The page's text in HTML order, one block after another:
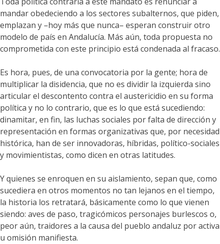
mandar obedeciendo a los sectores subalternos, que piden,
emplazan y –hoy más que nunca– esperan construir otro
modelo de país en Andalucía. Más aún, toda propuesta no
comprometida con este principio está condenada al fracaso.
Es hora, pues, de una convocatoria por la gente; hora de
multiplicar la disidencia, que no es dividir la izquierda sino
articular el descontento contra el austericidio en su forma
política y no lo contrario, que es lo que está sucediendo:
dinamitar, en fin, las luchas sociales por falta de dirección y
representación en formas organizativas que, por necesidad
histórica, han de ser innovadoras, híbridas, político-sociales
y movimientistas, como dicen en otras latitudes.
Y quienes se enroquen en su aislamiento, sepan que, como
sucediera en otros momentos no tan lejanos en el tiempo,
la historia los retratará, básicamente como lo que vienen
siendo: aves de paso, tragicómicos personajes burlescos o,
peor aún, traidores a la causa del pueblo andaluz por activa
u omisión manifiesta.